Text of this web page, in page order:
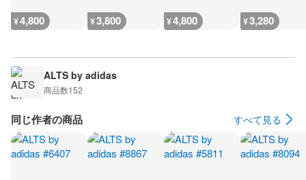
¥4,800 ¥3,800 ¥4,800 ¥3,280
ALTS by adidas
商品数152
同じ作者の商品 すべて見る